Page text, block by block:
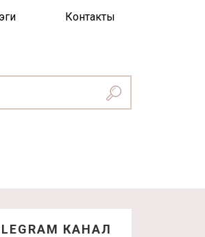
Контакты
КАНАЛ